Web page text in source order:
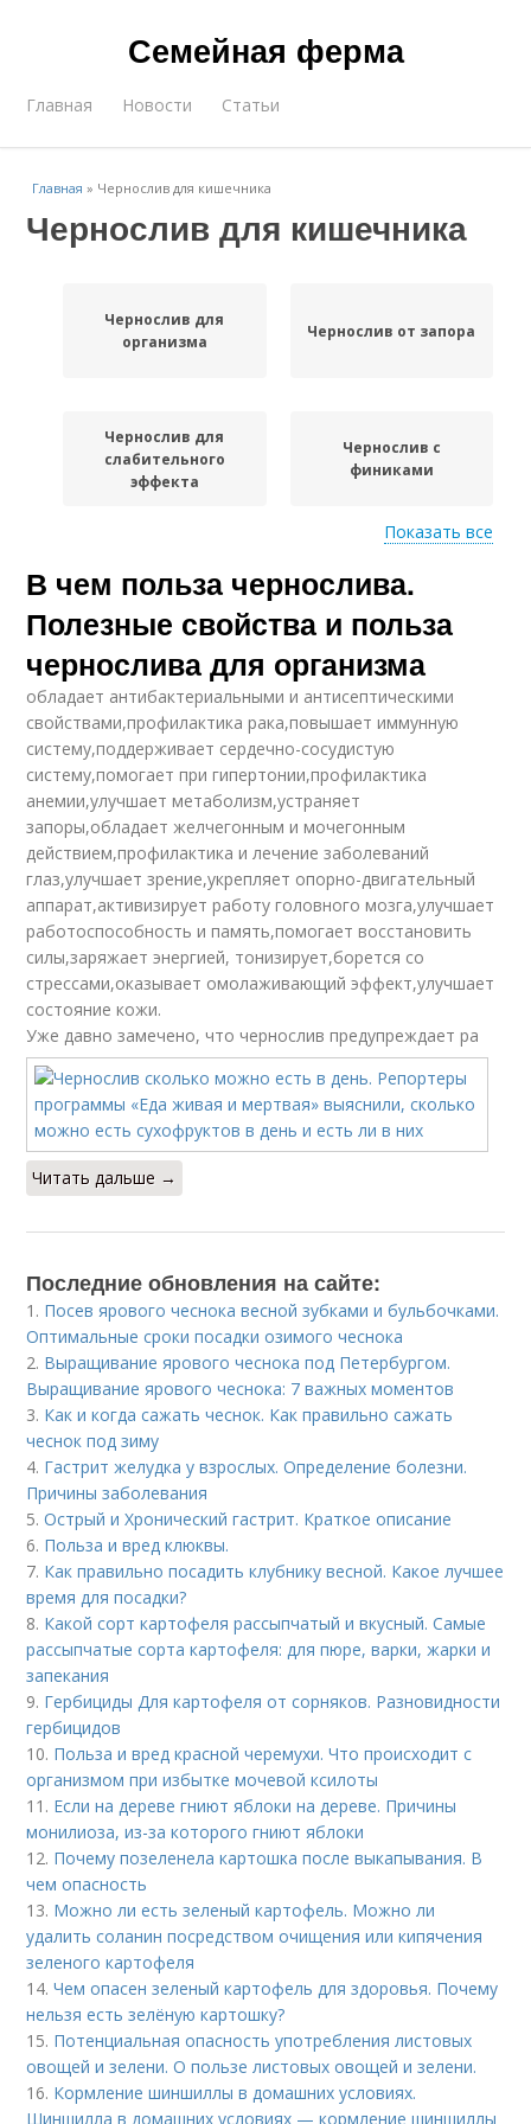
Семейная ферма
Главная Новости Статьи
Главная » Чернослив для кишечника
Чернослив для кишечника
Чернослив для
организма
Чернослив от запора
Чернослив для
слабительного
эффекта
Чернослив с
финиками
Чернослив для детей
Показать все
В чем польза чернослива.
Полезные свойства и польза
чернослива для организма
обладает антибактериальными и антисептическими
свойствами,профилактика рака,повышает иммунную
систему,поддерживает сердечно-сосудистую
систему,помогает при гипертонии,профилактика
анемии,улучшает метаболизм,устраняет
запоры,обладает желчегонным и мочегонным
действием,профилактика и лечение заболеваний
глаз,улучшает зрение,укрепляет опорно-двигательный
аппарат,активизирует работу головного мозга,улучшает
работоспособность и память,помогает восстановить
силы,заряжает энергией, тонизирует,борется со
стрессами,оказывает омолаживающий эффект,улучшает
состояние кожи.
Уже давно замечено, что чернослив предупреждает ра
Читать дальше →
Последние обновления на сайте:
1. Посев ярового чеснока весной зубками и бульбочками.
Оптимальные сроки посадки озимого чеснока
2. Выращивание ярового чеснока под Петербургом.
Выращивание ярового чеснока: 7 важных моментов
3. Как и когда сажать чеснок. Как правильно сажать
чеснок под зиму
4. Гастрит желудка у взрослых. Определение болезни.
Причины заболевания
5.Острый и Хронический гастрит. Краткое описание
6. Польза и вред клюквы.
7. Как правильно посадить клубнику весной. Какое лучшее
время для посадки?
8. Какой сорт картофеля рассыпчатый и вкусный. Самые
рассыпчатые сорта картофеля: для пюре, варки, жарки и
запекания
9. Гербициды Для картофеля от сорняков. Разновидности
гербицидов
10. Польза и вред красной черемухи. Что происходит с
организмом при избытке мочевой ксилоты
11. Если на дереве гниют яблоки на дереве. Причины
монилиоза, из-за которого гниют яблоки
12. Почему позеленела картошка после выкапывания. В
чем опасность
13. Можно ли есть зеленый картофель. Можно ли
удалить соланин посредством очищения или кипячения
зеленого картофеля
14.Чем опасен зеленый картофель для здоровья. Почему
нельзя есть зелёную картошку?
15. Потенциальная опасность употребления листовых
овощей и зелени. О пользе листовых овощей и зелени.
16. Кормление шиншиллы в домашних условиях.
Шиншилла в домашних условиях — кормление шиншиллы